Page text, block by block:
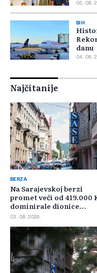
05. 08.
BIH
danu
04. 08.
Najčitanije
BERZA
Na Sarajevskoj berzi
promet veći od 419.000
dominirale dionice
Privredne banke Sarajevo
03. 08. 2026.